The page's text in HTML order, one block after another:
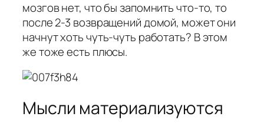
мозгов нет, что бы запомнить что-то, то
после 2-3 возвращений домой, может они
начнут хоть чуть-чуть работать? В этом
же тоже есть плюсы.
Мысли материализуются